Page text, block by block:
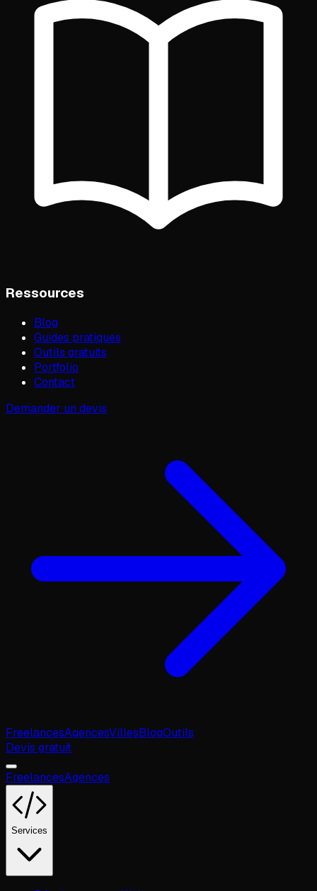
Ressources
Blog
Guides pratiques
Outils gratuits
Portfolio
Contact
Demander un devis
FreelancesAgencesVillesBlogOutils
Devis gratuit
FreelancesAgences
Services